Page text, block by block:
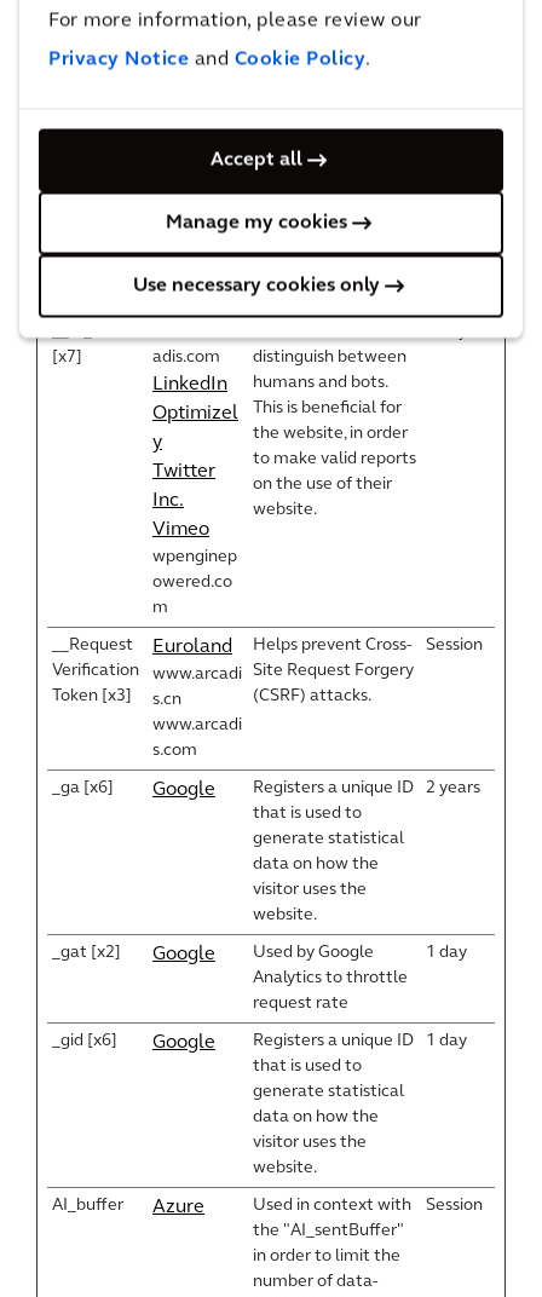
For more information, please review our
Privacy Notice and Cookie Policy.
Accept all
Manage my cookies
Use necessary cookies only
The website cannot function properly
without these cookies.
[x7]
adis.com
LinkedIn
Optimizel
y
Twitter
Inc.
Vimeo
wpenginep
owered.co
m
distinguish between
humans and bots.
This is beneficial for
the website, in order
to make valid reports
on the use of their
website.
__Request
Verification
Token [x3]
Euroland
www.arcadi
s.cn
www.arcadi
s.com
Helps prevent Cross-
Site Request Forgery
(CSRF) attacks.
Session
_ga [x6] Google
Registers a unique ID
that is used to
generate statistical
data on how the
visitor uses the
website.
2 years
_gat [x2] Google
Used by Google
Analytics to throttle
request rate
1 day
_gid [x6] Google
Registers a unique ID
that is used to
generate statistical
data on how the
visitor uses the
website.
1 day
AI_buffer Azure
Used in context with
the "AI_sentBuffer"
in order to limit the
number of data-
Session